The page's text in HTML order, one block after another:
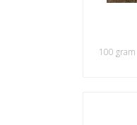
100 gram